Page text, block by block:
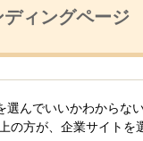
ディングページ
選んでいいかわからな
の方が、企業サイトを